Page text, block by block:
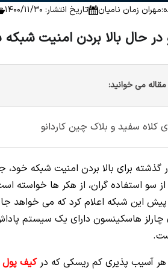
مهران زمان نامیان تاریخ انتشار: 1400/11/30
در حال بالا بردن امنیت شبکه
می خوانید:
کلاه سفید و بلاک چین کاردانو
از سو استفاده گران، از هکر ها خواسته
این شبکه اعلام کرد که می خواهد
هر آسیب پذیری کم ریسکی که در کیف پول